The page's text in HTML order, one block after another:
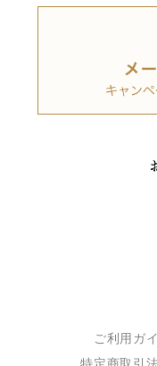
ご利用ガ